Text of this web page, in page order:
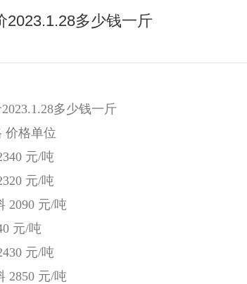
2023.1.28多少钱一斤
多少钱一斤
价格单位
元/吨
元/吨
元/吨
元/吨
元/吨
元/吨